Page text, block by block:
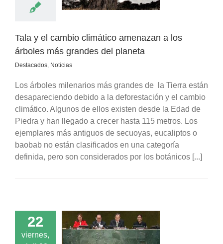
Noticias
Tala y el cambio climático amenazan a los
árboles más grandes del planeta
Destacados, Noticias
Los árboles milenarios más grandes de la Tierra están
desapareciendo debido a la deforestación y el cambio
climático. Algunos de ellos existen desde la Edad de
Piedra y han llegado a crecer hasta 115 metros. Los
ejemplares más antiguos de secuoyas, eucaliptos o
baobab no están clasificados en una categoría
definida, pero son considerados por los botánicos [...]
22
viernes,
175 países